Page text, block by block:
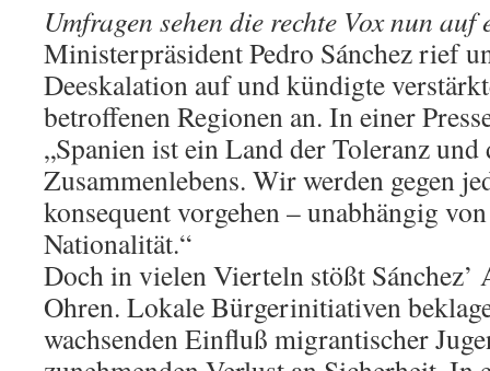
Umfragen sehen die rechte Vox nun
Ministerpräsident Pedro Sánchez rief
Deeskalation auf und kündigte
betroffenen Regionen an. In einer
„Spanien ist ein Land der Toleranz
Zusammenlebens. Wir werden gegen
konsequent vorgehen – unabhängig
Nationalität.“
Doch in vielen Vierteln stößt Sánchez’
Ohren. Lokale Bürgerinitiativen
wachsenden Einfluß migrantischer